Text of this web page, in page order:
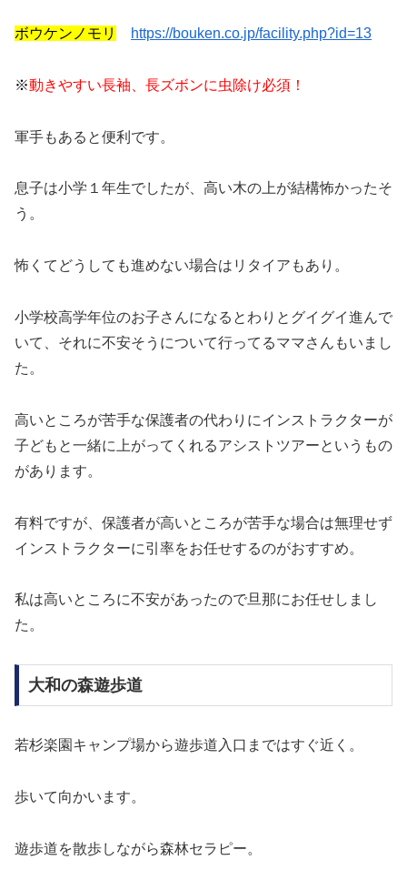
ボウケンノモリ https://bouken.co.jp/facility.php?id=13
※動きやすい長袖、長ズボンに虫除け必須！
軍手もあると便利です。
息子は小学１年生でしたが、高い木の上が結構怖かったそ
う。
怖くてどうしても進めない場合はリタイアもあり。
小学校高学年位のお子さんになるとわりとグイグイ進んで
いて、それに不安そうについて行ってるママさんもいまし
た。
高いところが苦手な保護者の代わりにインストラクターが
子どもと一緒に上がってくれるアシストツアーというもの
があります。
有料ですが、保護者が高いところが苦手な場合は無理せず
インストラクターに引率をお任せするのがおすすめ。
私は高いところに不安があったので旦那にお任せしまし
た。
大和の森遊歩道
若杉楽園キャンプ場から遊歩道入口まではすぐ近く。
歩いて向かいます。
遊歩道を散歩しながら森林セラピー。